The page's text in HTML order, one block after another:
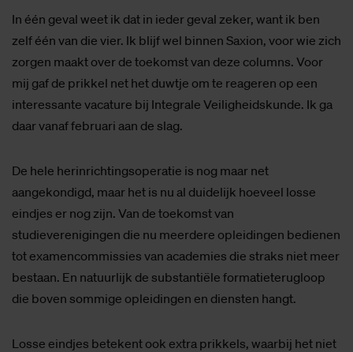
In één geval weet ik dat in ieder geval zeker, want ik ben
zelf één van die vier. Ik blijf wel binnen Saxion, voor wie zich
zorgen maakt over de toekomst van deze columns. Voor
mij gaf de prikkel net het duwtje om te reageren op een
interessante vacature bij Integrale Veiligheidskunde. Ik ga
daar vanaf februari aan de slag.
De hele herinrichtingsoperatie is nog maar net
aangekondigd, maar het is nu al duidelijk hoeveel losse
eindjes er nog zijn. Van de toekomst van
studieverenigingen die nu meerdere opleidingen bedienen
tot examencommissies van academies die straks niet meer
bestaan. En natuurlijk de substantiële formatieterugloop
die boven sommige opleidingen en diensten hangt.
Losse eindjes betekent ook extra prikkels, waarbij het niet